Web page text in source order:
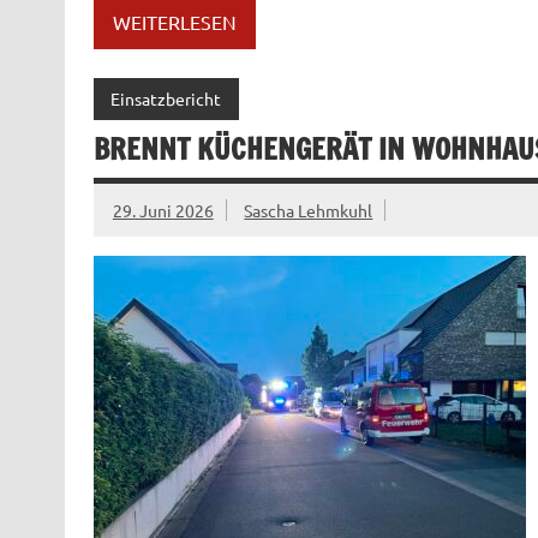
WEITERLESEN
Einsatzbericht
BRENNT KÜCHENGERÄT IN
29. Juni 2026 Sascha Lehmkuhl